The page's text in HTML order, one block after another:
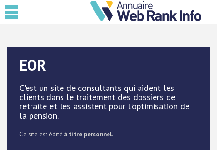
EOR
C'est un site de consultants qui aident les
clients dans le traitement des dossiers de
retraite et les assistent pour l'optimisation de
la pension.
Ce site est édité à titre personnel.